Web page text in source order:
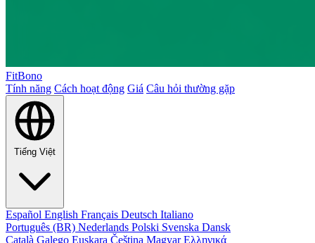
FitBono
Tính năng Cách hoạt động Giá Câu hỏi thường gặp
Tiếng Việt
Español English Français Deutsch Italiano
Português (BR) Nederlands Polski Svenska Dansk
Català Galego Euskara Čeština MagyarΕλληνικά